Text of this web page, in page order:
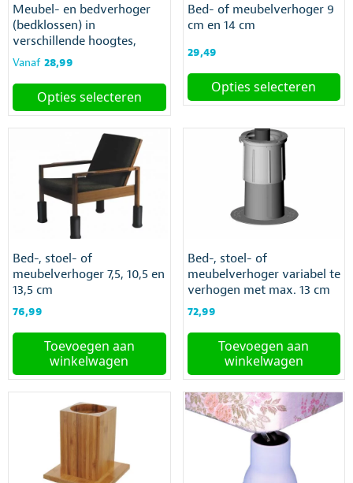
Meubel- en bedverhoger
(bedklossen) in
verschillende hoogtes,
maximale belasting is 150
Vanaf 28,99
Opties selecteren
Dit
meerdere
variaties.
optie
worden
op
de
productpagina
Bed- of meubelverhoger 9
cm en 14 cm
29,49
Opties selecteren
Dit
op
de
productpagina
Bed-, stoel- of
meubelverhoger 7,5, 10,5 en
13,5 cm
76,99
Toevoegen aan
winkelwagen
Bed-, stoel- of
meubelverhoger variabel te
verhogen met max. 13 cm
72,99
Toevoegen aan
winkelwagen